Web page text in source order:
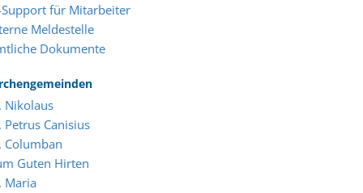
Support für Mitarbeiter
Meldestelle
Dokumente
Nikolaus
Petrus Canisius
Columban
Guten Hirten
Maria